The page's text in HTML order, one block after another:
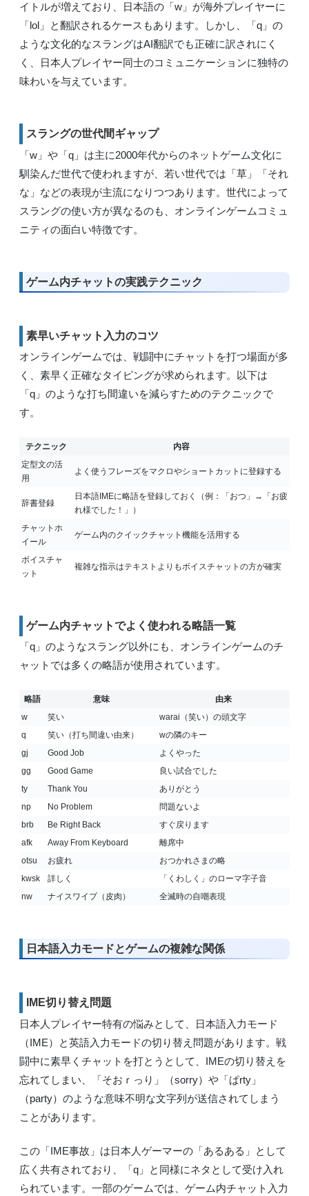
イトルが増えており、日本語の「w」が海外プレイヤーに
「lol」と翻訳されるケースもあります。しかし、「q」の
ような文化的なスラングはAI翻訳でも正確に訳されにく
く、日本人プレイヤー同士のコミュニケーションに独特の
味わいを与えています。
スラングの世代間ギャップ
「w」や「q」は主に2000年代からのネットゲーム文化に
馴染んだ世代で使われますが、若い世代では「草」「それ
な」などの表現が主流になりつつあります。世代によって
スラングの使い方が異なるのも、オンラインゲームコミュ
ニティの面白い特徴です。
ゲーム内チャットの実践テクニック
素早いチャット入力のコツ
オンラインゲームでは、戦闘中にチャットを打つ場面が多
く、素早く正確なタイピングが求められます。以下は
「q」のような打ち間違いを減らすためのテクニックで
す。
テクニック
内容
定型文の活
用
よく使うフレーズをマクロやショートカットに登録する
辞書登録
日本語IMEに略語を登録しておく（例：「おつ」→「お疲
れ様でした！」）
チャットホ
イール
ゲーム内のクイックチャット機能を活用する
ボイスチャ
ット
複雑な指示はテキストよりもボイスチャットの方が確実
ゲーム内チャットでよく使われる略語一覧
「q」のようなスラング以外にも、オンラインゲームのチ
ャットでは多くの略語が使用されています。
略語 意味
由来
w
笑い
warai（笑い）の頭文字
q
笑い（打ち間違い由来）
wの隣のキー
gj
Good Job
よくやった
gg
Good Game
良い試合でした
ty
Thank You
ありがとう
np
No Problem
問題ないよ
brb
Be Right Back
すぐ戻ります
afk
Away From Keyboard
離席中
otsu
お疲れ
おつかれさまの略
kwsk
詳しく
「くわしく」のローマ字子音
nw
ナイスワイプ（皮肉） 全滅時の自嘲表現
日本語入力モードとゲームの複雑な関係
IME切り替え問題
日本人プレイヤー特有の悩みとして、日本語入力モード
（IME）と英語入力モードの切り替え問題があります。戦
闘中に素早くチャットを打とうとして、IMEの切り替えを
忘れてしまい、「そおｒっり」（sorry）や「ぱrty」
（party）のような意味不明な文字列が送信されてしまう
ことがあります。
この「IME事故」は日本人ゲーマーの「あるある」として
広く共有されており、「q」と同様にネタとして受け入れ
られています。一部のゲームでは、ゲーム内チャット入力